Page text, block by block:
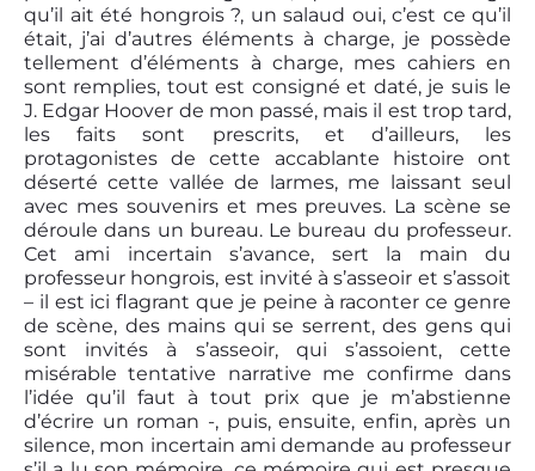
qu’il ait été hongrois ?, un salaud oui, c’est ce qu’il
était, j’ai d’autres éléments à charge, je possède
tellement d’éléments à charge, mes cahiers en
sont remplies, tout est consigné et daté, je suis le
J. Edgar Hoover de mon passé, mais il est trop tard,
les faits sont prescrits, et d’ailleurs, les
protagonistes de cette accablante histoire ont
déserté cette vallée de larmes, me laissant seul
avec mes souvenirs et mes preuves. La scène se
déroule dans un bureau. Le bureau du professeur.
Cet ami incertain s’avance, sert la main du
professeur hongrois, est invité à s’asseoir et s’assoit
– il est ici flagrant que je peine à raconter ce genre
de scène, des mains qui se serrent, des gens qui
sont invités à s’asseoir, qui s’assoient, cette
misérable tentative narrative me confirme dans
l’idée qu’il faut à tout prix que je m’abstienne
d’écrire un roman -, puis, ensuite, enfin, après un
silence, mon incertain ami demande au professeur